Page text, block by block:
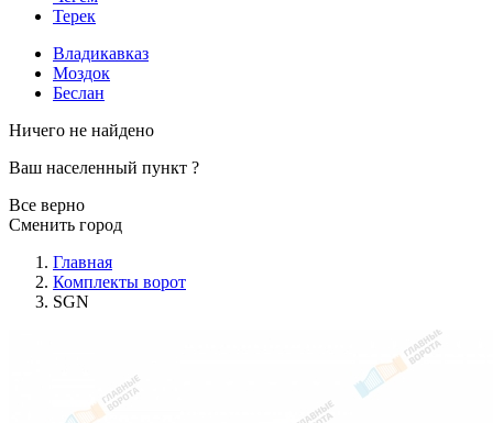
Терек
Владикавказ
Моздок
Беслан
Ничего не найдено
Ваш населенный пункт ?
Все верно
Сменить город
Главная
Комплекты ворот
SGN